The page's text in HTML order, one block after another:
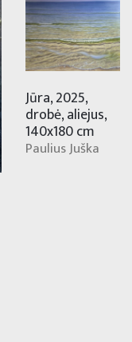
Jūra, 2025,
drobė, aliejus,
140x180 cm
Paulius Juška